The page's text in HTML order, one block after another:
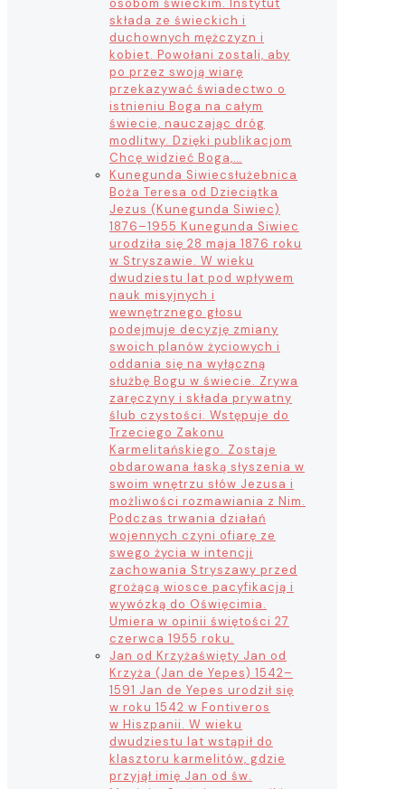
składa ze świeckich i
duchownych mężczyzn i
kobiet. Powołani zostali, aby
po przez swoją wiarę
przekazywać świadectwo o
istnieniu Boga na całym
świecie, nauczając dróg
modlitwy. Dzięki publikacjom
Chcę widzieć Boga,…
Kunegunda Siwiecsłużebnica
Boża Teresa od Dzieciątka
Jezus (Kunegunda Siwiec)
1876–1955 Kunegunda Siwiec
urodziła się 28 maja 1876 roku
w Stryszawie. W wieku
dwudziestu lat pod wpływem
nauk misyjnych i
wewnętrznego głosu
podejmuje decyzję zmiany
swoich planów życiowych i
oddania się na wyłączną
służbę Bogu w świecie. Zrywa
zaręczyny i składa prywatny
ślub czystości. Wstępuje do
Trzeciego Zakonu
Karmelitańskiego. Zostaje
obdarowana łaską słyszenia w
swoim wnętrzu słów Jezusa i
możliwości rozmawiania z Nim.
Podczas trwania działań
wojennych czyni ofiarę ze
swego życia w intencji
zachowania Stryszawy przed
grożącą wiosce pacyfikacją i
wywózką do Oświęcimia.
Umiera w opinii świętości 27
czerwca 1955 roku.
Jan od Krzyżaświęty Jan od
Krzyża (Jan de Yepes) 1542–
1591 Jan de Yepes urodził się
w roku 1542 w Fontiveros
w Hiszpanii. W wieku
dwudziestu lat wstąpił do
klasztoru karmelitów, gdzie
przyjął imię Jan od św.